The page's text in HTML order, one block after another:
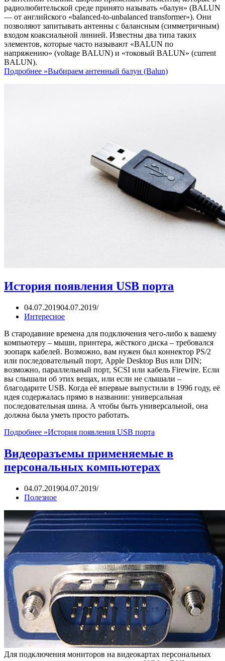
радиолюбительской среде принято называть «балун» (BALUN
— от английского «balanced-to-unbalanced transformer»). Они
позволяют запитывать антенны с балансным (симметричным)
входом коаксиальной линией. Известны два типа таких
элементов, которые часто называют «BALUN по
напряжению» (voltage BALUN) и «токовый BALUN» (current
BALUN).
Подробнее »Выбираем антенный балун (Balun)
История появления USB порта
04.07.201904.07.2019
Интересное
В стародавние времена для подключения чего-либо к вашему
компьютеру – мыши, принтера, жёсткого диска – требовался
зоопарк кабелей. Возможно, вам нужен был коннектор PS/2
или последовательный порт, Apple Desktop Bus или DIN;
возможно, параллельный порт, SCSI или кабель Firewire. Если
вы слышали об этих вещах, или если не слышали –
благодарите USB. Когда её впервые выпустили в 1996 году, её
идея содержалась прямо в названии: универсальная
последовательная шина. А чтобы быть универсальной, она
должна была уметь просто работать.
Подробнее »История появления USB порта
Видеоразъемы применяемые в
персональных компьютерах
04.07.201904.07.2019
Полезное
Для подключения мониторов на видеокартах персональных